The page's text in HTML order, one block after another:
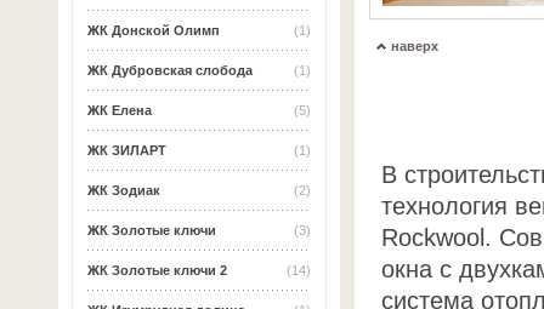
(1)
ЖК Донской Олимп
(1)
ЖК Дубровская слобода
(5)
ЖК Елена
(1)
ЖК ЗИЛАРТ
(2)
ЖК Зодиак
(3)
ЖК Золотые ключи
(14)
ЖК Золотые ключи 2
наверх
В
технология
Rockwool.
окна с
система